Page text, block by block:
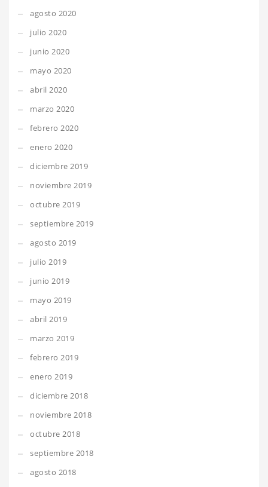
agosto 2020
julio 2020
junio 2020
mayo 2020
abril 2020
marzo 2020
febrero 2020
enero 2020
diciembre 2019
noviembre 2019
octubre 2019
septiembre 2019
agosto 2019
julio 2019
junio 2019
mayo 2019
abril 2019
marzo 2019
febrero 2019
enero 2019
diciembre 2018
noviembre 2018
octubre 2018
septiembre 2018
agosto 2018